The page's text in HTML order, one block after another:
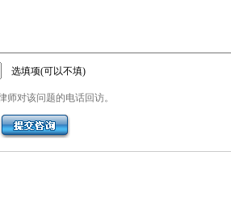
选填项(可以不填)
对该问题的电话回访。